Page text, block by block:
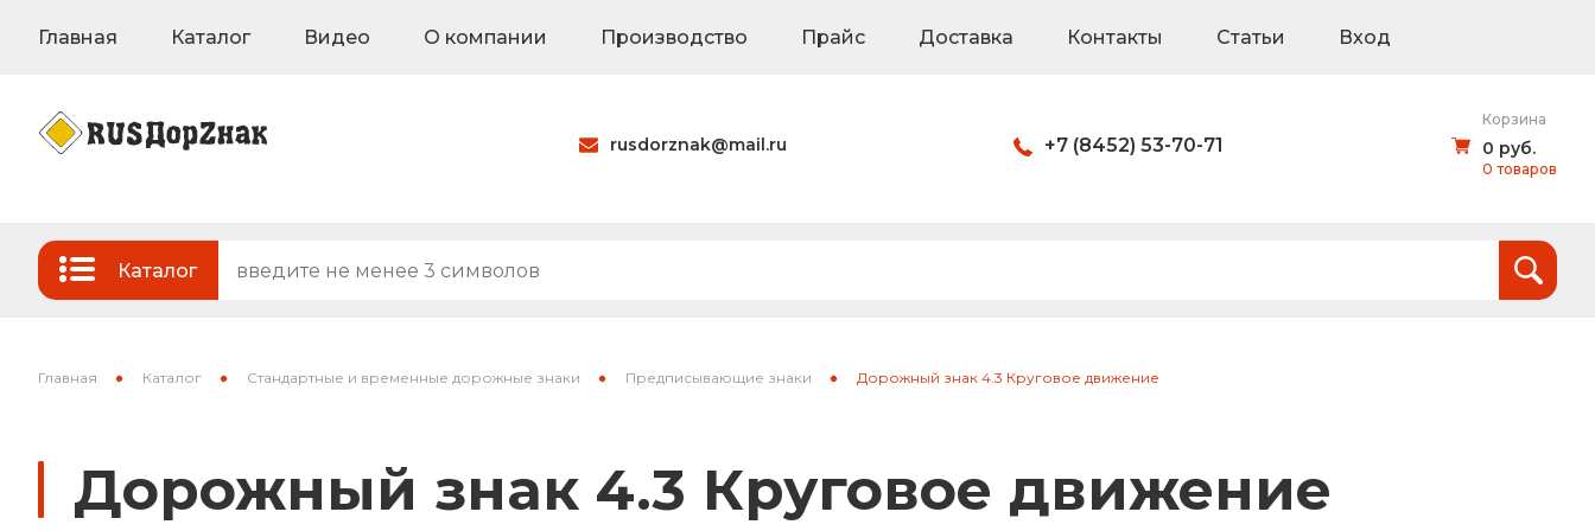
Главная Каталог Видео О компании Производство Прайс Доставка Контакты Статьи Вход
rusdorznak@mail.ru +7 (8452) 53-70-71
Корзина
0 руб.
0 товаров
руб.
Каталог
Стандартные и временные дорожные знаки
Знаки на флуоресцентном фоне Каркасные знаки
Знаки вертикальной разметки Светодиодные дорожные знаки
Главная Каталог Стандартные и временные дорожные знаки Предписывающие знаки Дорожный знак 4.3 Круговое движение
Дорожный знак 4.3 Круговое движение